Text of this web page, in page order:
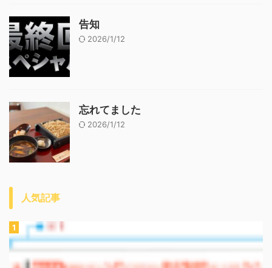
告知
2026/1/12
忘れてました
2026/1/12
人気記事